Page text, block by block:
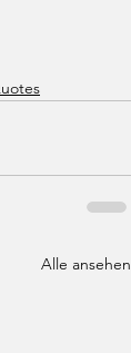
Alle ansehen